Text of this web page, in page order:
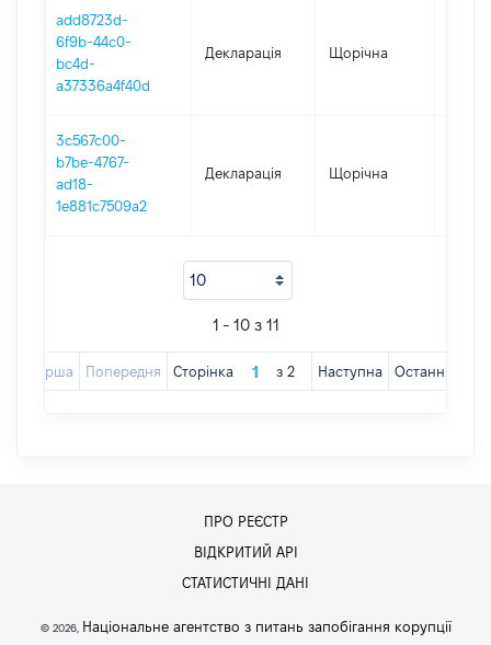
add8723d-
6f9b-44c0-
bc4d-
a37336a4f40d
Декларація Щорічна
3c567c00-
b7be-4767-
ad18-
1e881c7509a2
Декларація Щорічна
1 - 10 з 11
Перша Попередня Сторінка з 2 Наступна Остання
ПРО РЕЄСТР
ВІДКРИТИЙ АРІ
СТАТИСТИЧНІ ДАНІ
© 2026, Національне агентство з питань запобігання корупції